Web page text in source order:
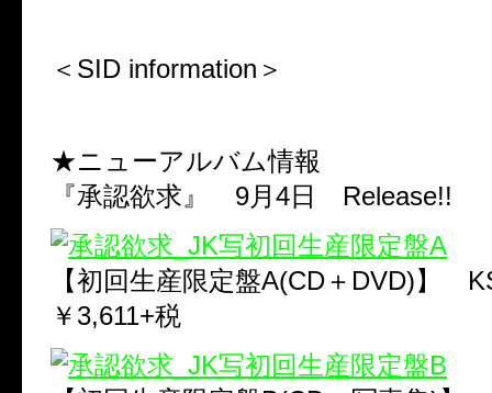
＜SID information＞
★ニューアルバム情報
『承認欲求』 9月4日 Release!!
【初回生産限定盤A(CD＋DVD)】
￥3,611+税